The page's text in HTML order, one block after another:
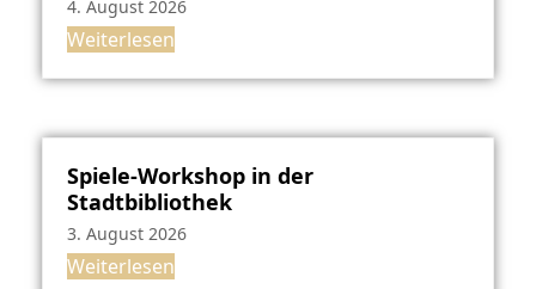
4. August 2026
Weiterlesen
Spiele-Workshop in der
Stadtbibliothek
3. August 2026
Weiterlesen